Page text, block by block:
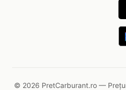
© 2026 PretCarburant.ro —